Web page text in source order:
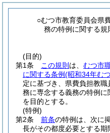
○むつ市教育委員会県
務の特例に関する規
(目的)
第1条
この規則 は、 むつ市
に関する条例(昭和34年む
定に基づき、県費負担教職
務に専念する義務の特例に
を目的とする。
(特例)
第2条
前条の特例は、次に
長がその都度必要とする期